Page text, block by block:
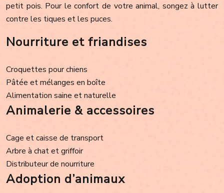
petit pois. Pour le confort de votre animal, songez à lutter
contre les tiques et les puces.
Nourriture et friandises
Croquettes pour chiens
Pâtée et mélanges en boîte
Alimentation saine et naturelle
Animalerie & accessoires
Cage et caisse de transport
Arbre à chat et griffoir
Distributeur de nourriture
Adoption d’animaux